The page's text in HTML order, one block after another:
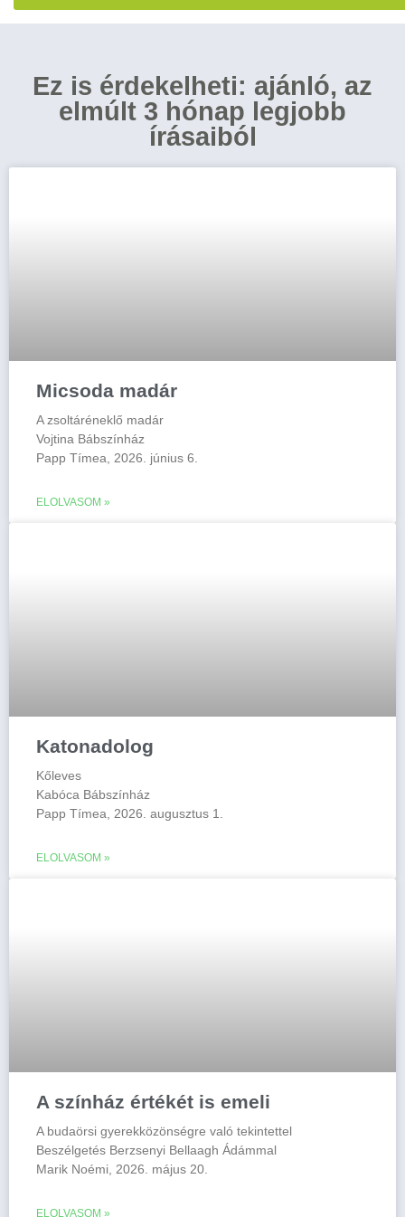
Ez is érdekelheti: ajánló, az
elmúlt 3 hónap legjobb
írásaiból
Micsoda madár
A zsoltáréneklő madár
Vojtina Bábszínház
Papp Tímea, 2026. június 6.
ELOLVASOM »
Katonadolog
Kőleves
Kabóca Bábszínház
Papp Tímea, 2026. augusztus 1.
ELOLVASOM »
A színház értékét is emeli
A budaörsi gyerekközönségre való tekintettel
Beszélgetés Berzsenyi Bellaagh Ádámmal
Marik Noémi, 2026. május 20.
ELOLVASOM »